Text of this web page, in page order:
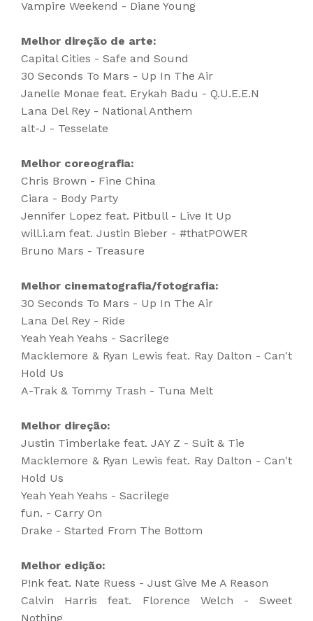
Vampire Weekend - Diane Young
Melhor direção de arte:
Capital Cities - Safe and Sound
30 Seconds To Mars - Up In The Air
Janelle Monae feat. Erykah Badu - Q.U.E.E.N
Lana Del Rey - National Anthem
alt-J - Tesselate
Melhor coreografia:
Chris Brown - Fine China
Ciara - Body Party
Jennifer Lopez feat. Pitbull - Live It Up
will.i.am feat. Justin Bieber - #thatPOWER
Bruno Mars - Treasure
Melhor cinematografia/fotografia:
30 Seconds To Mars - Up In The Air
Lana Del Rey - Ride
Yeah Yeah Yeahs - Sacrilege
Macklemore & Ryan Lewis feat. Ray Dalton - Can't
Hold Us
A-Trak & Tommy Trash - Tuna Melt
Melhor direção:
Justin Timberlake feat. JAY Z - Suit & Tie
Macklemore & Ryan Lewis feat. Ray Dalton - Can't
Hold Us
Yeah Yeah Yeahs - Sacrilege
fun. - Carry On
Drake - Started From The Bottom
Melhor edição:
P!nk feat. Nate Ruess - Just Give Me A Reason
Calvin Harris feat. Florence Welch - Sweet
Nothing